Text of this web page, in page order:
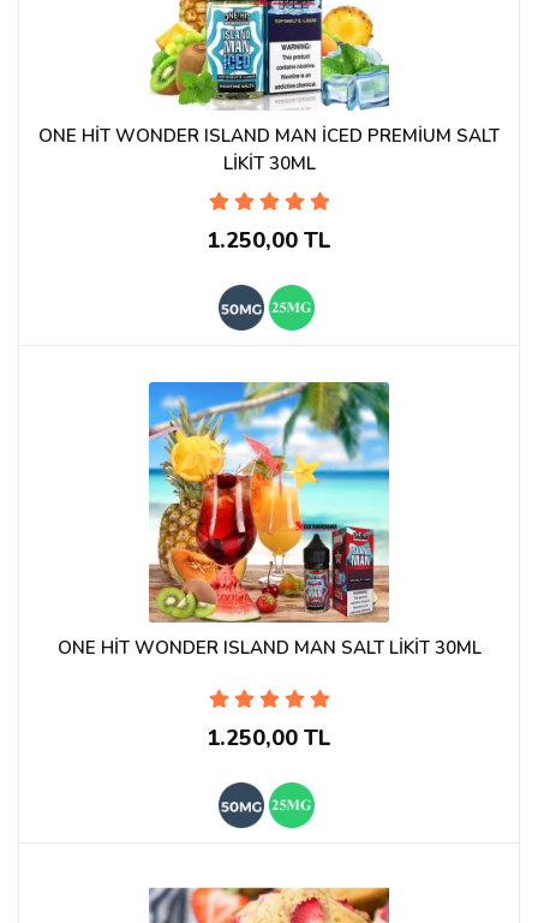
ONE HİT WONDER ISLAND MAN İCED PREMİUM SALT
LİKİT 30ML
1.250,00 TL
ONE HİT WONDER ISLAND MAN SALT LİKİT 30ML
1.250,00 TL